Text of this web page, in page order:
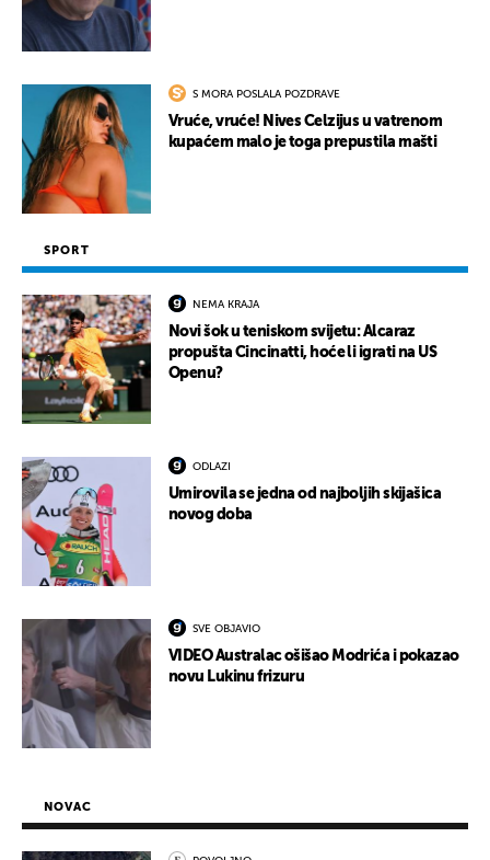
S MORA POSLALA POZDRAVE
Vruće, vruće! Nives Celzijus u vatrenom
kupaćem malo je toga prepustila mašti
SPORT
NEMA KRAJA
Novi šok u teniskom svijetu: Alcaraz
propušta Cincinatti, hoće li igrati na US
Openu?
ODLAZI
Umirovila se jedna od najboljih skijašica
novog doba
SVE OBJAVIO
VIDEO Australac ošišao Modrića i pokazao
novu Lukinu frizuru
NOVAC